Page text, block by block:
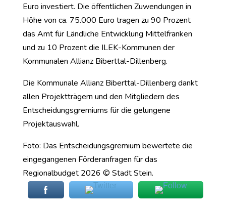
Euro investiert. Die öffentlichen Zuwendungen in
Höhe von ca. 75.000 Euro tragen zu 90 Prozent
das Amt für Ländliche Entwicklung Mittelfranken
und zu 10 Prozent die ILEK-Kommunen der
Kommunalen Allianz Biberttal-Dillenberg.
Die Kommunale Allianz Biberttal-Dillenberg dankt
allen Projektträgern und den Mitgliedern des
Entscheidungsgremiums für die gelungene
Projektauswahl.
Foto: Das Entscheidungsgremium bewertete die
eingegangenen Förderanfragen für das
Regionalbudget 2026 © Stadt Stein.